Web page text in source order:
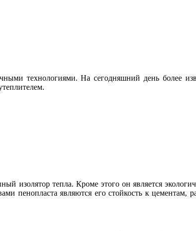
технологиями. На сегодняшний день более
изолятор тепла. Кроме этого он является
пенопласта являются его стойкость к цементам,